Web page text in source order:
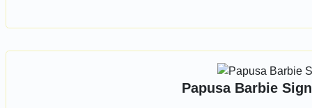
Papusa Barbie